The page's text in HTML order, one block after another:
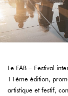
Le FAB – Festival
11ème édition,
artistique et festif,